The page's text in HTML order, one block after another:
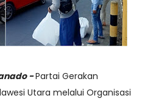
-Partai Gerakan
Utara melalui Organisasi